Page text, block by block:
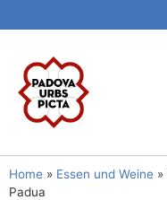
Home » Essen und Weine »
Padua